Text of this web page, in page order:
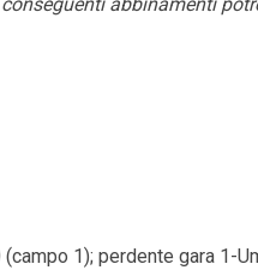
abbinamenti
1); perdente gara 1-